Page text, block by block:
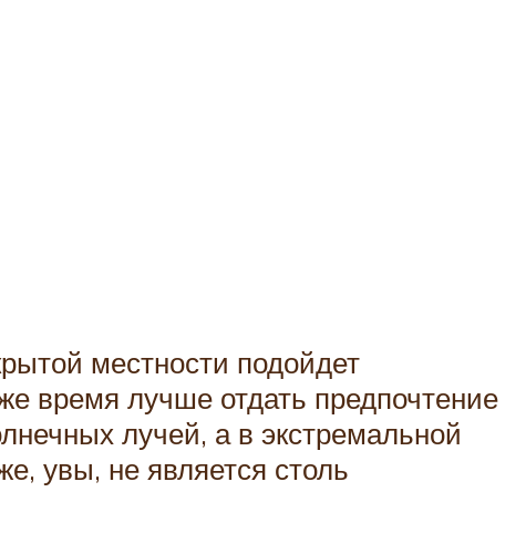
местности подойдет
время лучше отдать предпочтение
лучей, а в экстремальной
увы, не является столь